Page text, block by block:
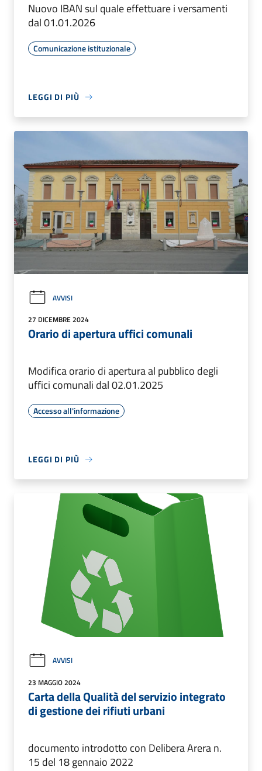
Nuovo IBAN sul quale effettuare i versamenti
dal 01.01.2026
Comunicazione istituzionale
LEGGI DI PIÙ
AVVISI
27 DICEMBRE 2024
Orario di apertura uffici comunali
Modifica orario di apertura al pubblico degli
uffici comunali dal 02.01.2025
Accesso all'informazione
LEGGI DI PIÙ
AVVISI
23 MAGGIO 2024
Carta della Qualità del servizio integrato
di gestione dei rifiuti urbani
documento introdotto con Delibera Arera n.
15 del 18 gennaio 2022